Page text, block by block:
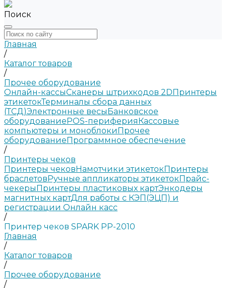
Поиск
Главная
/
Каталог товаров
/
Прочее оборудование
Онлайн-кассыСканеры штрихкодов 2DПринтеры
этикетокТерминалы сбора данных
(ТСД)Электронные весыБанковское
оборудованиеPOS-периферияКассовые
компьютеры и моноблокиПрочее
оборудованиеПрограммное обеспечение
/
Принтеры чеков
Принтеры чековНамотчики этикетокПринтеры
браслетовРучные аппликаторы этикетокПрайс-
чекерыПринтеры пластиковых картЭнкодеры
магнитных картДля работы с КЭП(ЭЦП) и
регистрации Онлайн касс
/
Принтер чеков SPARK PP-2010
Главная
/
Каталог товаров
/
Прочее оборудование
/